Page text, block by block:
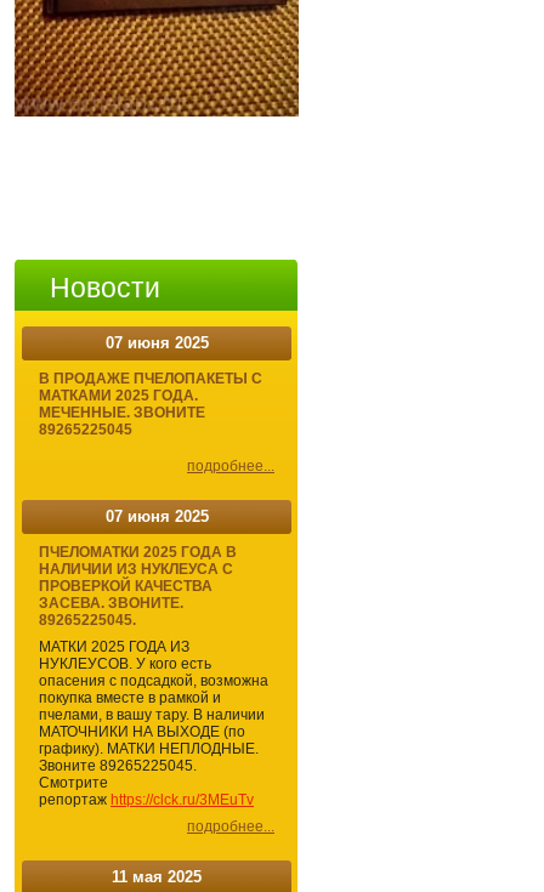
Новости
07 июня 2025
В ПРОДАЖЕ ПЧЕЛОПАКЕТЫ С
МАТКАМИ 2025 ГОДА.
МЕЧЕННЫЕ. ЗВОНИТЕ
89265225045
подробнее...
07 июня 2025
ПЧЕЛОМАТКИ 2025 ГОДА В
НАЛИЧИИ ИЗ НУКЛЕУСА С
ПРОВЕРКОЙ КАЧЕСТВА
ЗАСЕВА. ЗВОНИТЕ.
89265225045.
МАТКИ 2025 ГОДА ИЗ
НУКЛЕУСОВ. У кого есть
опасения с подсадкой, возможна
покупка вместе в рамкой и
пчелами, в вашу тару. В наличии
МАТОЧНИКИ НА ВЫХОДЕ (по
графику). МАТКИ НЕПЛОДНЫЕ.
Звоните 89265225045.
Смотрите
репортаж https://clck.ru/3MEuTv
подробнее...
11 мая 2025